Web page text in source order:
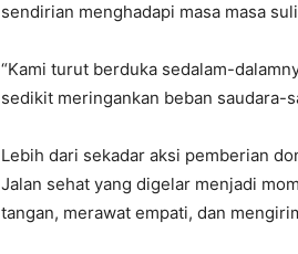
sendirian menghadapi masa masa
“Kami turut berduka sedalam-
sedikit meringankan beban saudara-
Lebih dari sekadar aksi pemberian
Jalan sehat yang digelar menjadi
tangan, merawat empati, dan